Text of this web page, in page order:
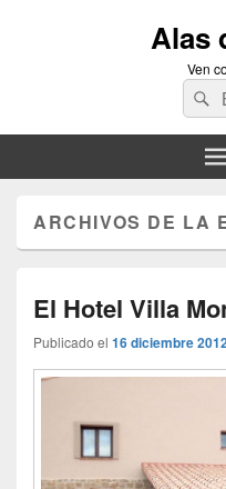
Alas
Ven
por:
ARCHIVOS DE LA
El Hotel Villa
Publicado el 16 diciembre